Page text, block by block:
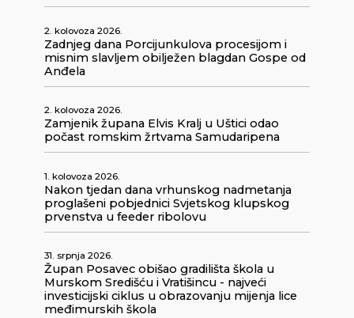
2. kolovoza 2026.
Zadnjeg dana Porcijunkulova procesijom i
misnim slavljem obilježen blagdan Gospe od
Anđela
2. kolovoza 2026.
Zamjenik župana Elvis Kralj u Uštici odao
počast romskim žrtvama Samudaripena
1. kolovoza 2026.
Nakon tjedan dana vrhunskog nadmetanja
proglašeni pobjednici Svjetskog klupskog
prvenstva u feeder ribolovu
31. srpnja 2026.
Župan Posavec obišao gradilišta škola u
Murskom Središću i Vratišincu - najveći
investicijski ciklus u obrazovanju mijenja lice
međimurskih škola